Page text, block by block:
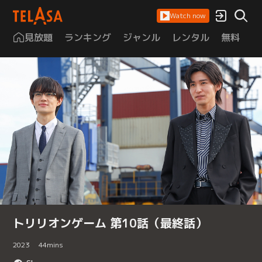
Watch now
見放題 ランキング ジャンル レンタル 無料
トリリオンゲーム 第10話（最終話）
2023 44mins